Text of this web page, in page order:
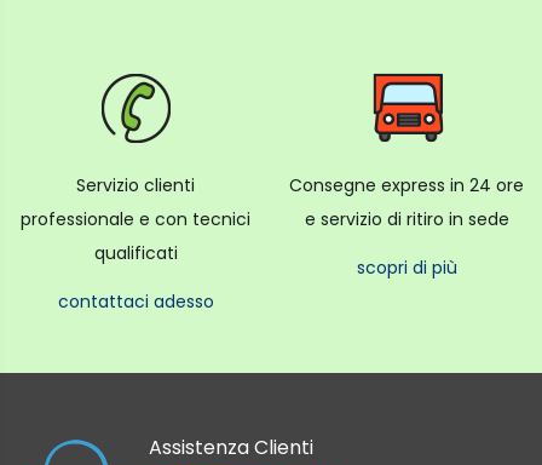
Servizio clienti
professionale e con tecnici
qualificati
contattaci adesso
Consegne express in 24 ore
e servizio di ritiro in sede
scopri di più
Assistenza Clienti